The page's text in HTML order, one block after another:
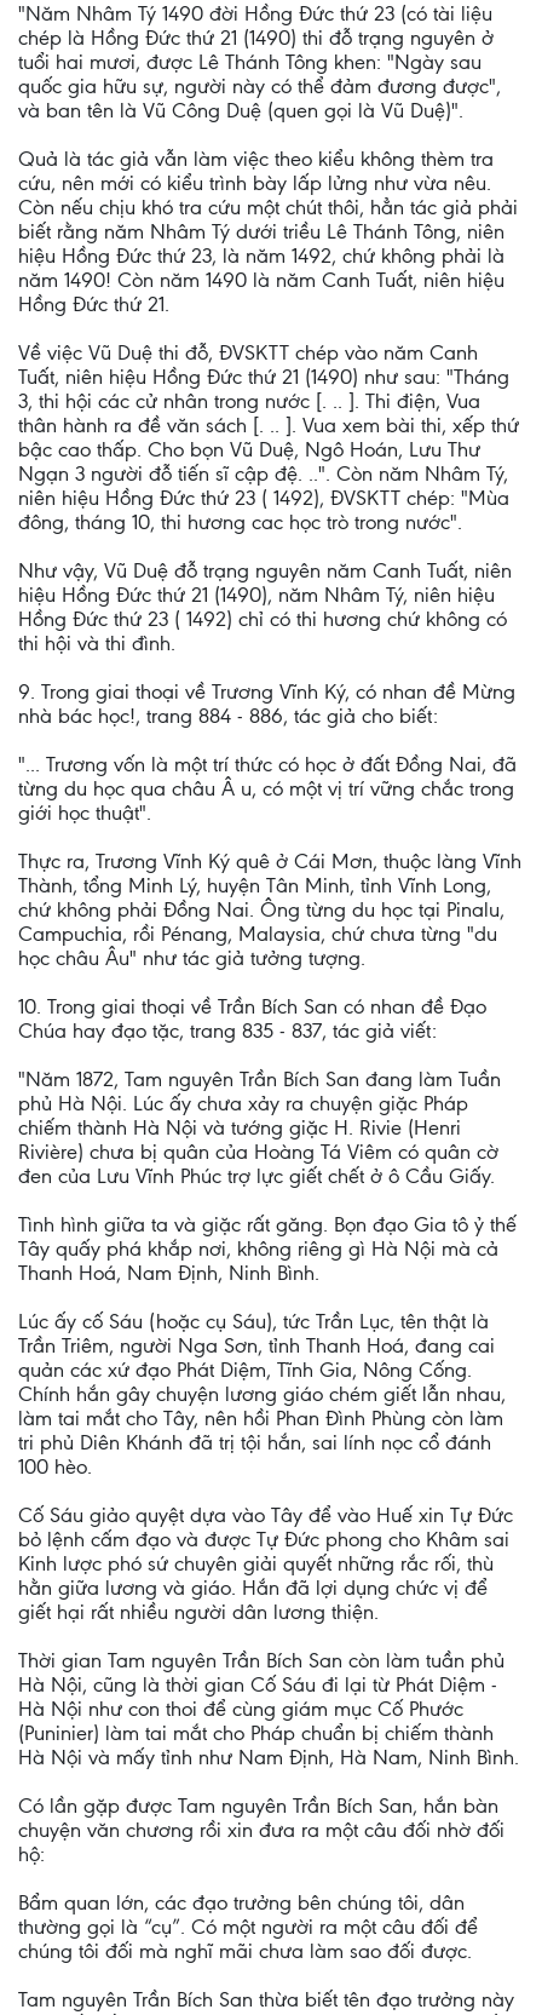
"Năm Nhâm Tý 1490 đời Hồng Đức thứ 23 (có tài liệu
chép là Hồng Đức thứ 21 (1490) thi đỗ trạng nguyên ở
tuổi hai mươi, được Lê Thánh Tông khen: "Ngày sau
quốc gia hữu sự, người này có thể đảm đương được",
và ban tên là Vũ Công Duệ (quen gọi là Vũ Duệ)".
Quả là tác giả vẫn làm việc theo kiểu không thèm tra
cứu, nên mới có kiểu trình bày lấp lửng như vừa nêu.
Còn nếu chịu khó tra cứu một chút thôi, hẳn tác giả phải
biết rằng năm Nhâm Tý dưới triều Lê Thánh Tông, niên
hiệu Hồng Đức thứ 23, là năm 1492, chứ không phải là
năm 1490! Còn năm 1490 là năm Canh Tuất, niên hiệu
Hồng Đức thứ 21.
Về việc Vũ Duệ thi đỗ, ĐVSKTT chép vào năm Canh
Tuất, niên hiệu Hồng Đức thứ 21 (1490) như sau: "Tháng
3, thi hội các cử nhân trong nước [. .. ]. Thi điện, Vua
thân hành ra đề văn sách [. .. ]. Vua xem bài thi, xếp thứ
bậc cao thấp. Cho bọn Vũ Duệ, Ngô Hoán, Lưu Thư
Ngạn 3 người đỗ tiến sĩ cập đệ. ..". Còn năm Nhâm Tý,
niên hiệu Hồng Đức thứ 23 ( 1492), ĐVSKTT chép: "Mùa
đông, tháng 10, thi hương cac học trò trong nước".
Như vậy, Vũ Duệ đỗ trạng nguyên năm Canh Tuất, niên
hiệu Hồng Đức thứ 21 (1490), năm Nhâm Tý, niên hiệu
Hồng Đức thứ 23 ( 1492) chỉ có thi hương chứ không có
thi hội và thi đình.
9. Trong giai thoại về Trương Vĩnh Ký, có nhan đề Mừng
nhà bác học!, trang 884 - 886, tác giả cho biết:
"... Trương vốn là một trí thức có học ở đất Đồng Nai, đã
từng du học qua châu Â u, có một vị trí vững chắc trong
giới học thuật".
Thực ra, Trương Vĩnh Ký quê ở Cái Mơn, thuộc làng Vĩnh
Thành, tổng Minh Lý, huyện Tân Minh, tỉnh Vĩnh Long,
chứ không phải Đồng Nai. Ông từng du học tại Pinalu,
Campuchia, rồi Pénang, Malaysia, chứ chưa từng "du
học châu Âu" như tác giả tưởng tượng.
10. Trong giai thoại về Trần Bích San có nhan đề Đạo
Chúa hay đạo tặc, trang 835 - 837, tác giả viết:
"Năm 1872, Tam nguyên Trần Bích San đang làm Tuần
phủ Hà Nội. Lúc ấy chưa xảy ra chuyện giặc Pháp
chiếm thành Hà Nội và tướng giặc H. Rivie (Henri
Rivière) chưa bị quân của Hoàng Tá Viêm có quân cờ
đen của Lưu Vĩnh Phúc trợ lực giết chết ở ô Cầu Giấy.
Tình hình giữa ta và giặc rất găng. Bọn đạo Gia tô ỷ thế
Tây quấy phá khắp nơi, không riêng gì Hà Nội mà cả
Thanh Hoá, Nam Định, Ninh Bình.
Lúc ấy cố Sáu (hoặc cụ Sáu), tức Trần Lục, tên thật là
Trần Triêm, người Nga Sơn, tỉnh Thanh Hoá, đang cai
quản các xứ đạo Phát Diệm, Tĩnh Gia, Nông Cống.
Chính hắn gây chuyện lương giáo chém giết lẫn nhau,
làm tai mắt cho Tây, nên hồi Phan Đình Phùng còn làm
tri phủ Diên Khánh đã trị tội hắn, sai lính nọc cổ đánh
100 hèo.
Cố Sáu giảo quyệt dựa vào Tây để vào Huế xin Tự Đức
bỏ lệnh cấm đạo và được Tự Đức phong cho Khâm sai
Kinh lược phó sứ chuyên giải quyết những rắc rối, thù
hằn giữa lương và giáo. Hắn đã lợi dụng chức vị để
giết hại rất nhiều người dân lương thiện.
Thời gian Tam nguyên Trần Bích San còn làm tuần phủ
Hà Nội, cũng là thời gian Cố Sáu đi lại từ Phát Diệm -
Hà Nội như con thoi để cùng giám mục Cố Phước
(Puninier) làm tai mắt cho Pháp chuẩn bị chiếm thành
Hà Nội và mấy tỉnh như Nam Định, Hà Nam, Ninh Bình.
Có lần gặp được Tam nguyên Trần Bích San, hắn bàn
chuyện văn chương rồi xin đưa ra một câu đối nhờ đối
hộ:
Bẩm quan lớn, các đạo trưởng bên chúng tôi, dân
thường gọi là “cụ”. Có một người ra một câu đối để
chúng tôi đối mà nghĩ mãi chưa làm sao đối được.
Tam nguyên Trần Bích San thừa biết tên đạo trưởng này